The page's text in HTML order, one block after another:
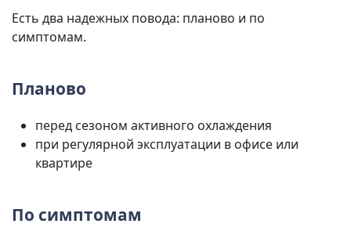
Есть два надежных повода: планово и по
симптомам.
Планово
перед сезоном активного охлаждения
при регулярной эксплуатации в офисе или
квартире
По симптомам